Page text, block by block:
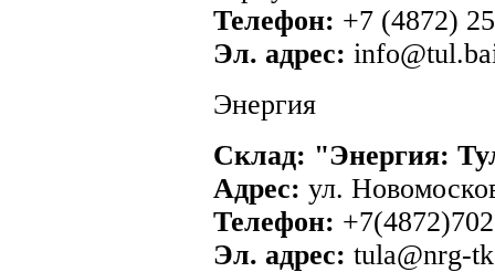
Телефон: +7 (4872)
Эл. адрес:
Энергия
Склад: "Энергия:
Адрес: ул.
Телефон:
Эл. адрес: tula@nrg-